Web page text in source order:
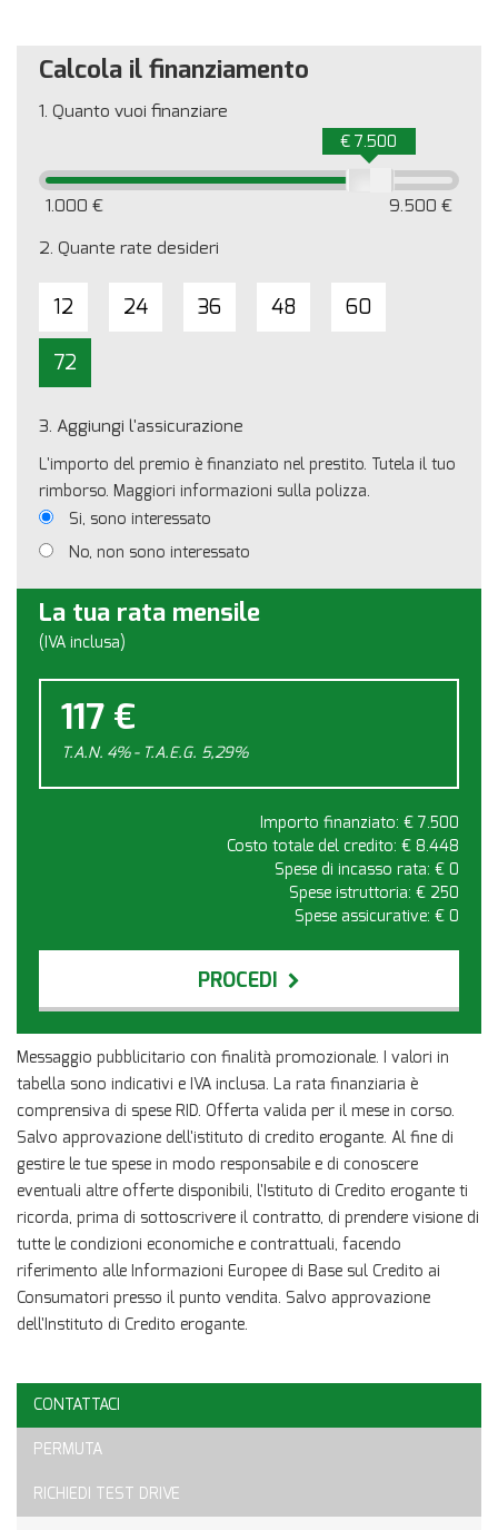
Calcola il finanziamento
1. Quanto vuoi finanziare
1.000 € 9.500 €
€ 7.500
2. Quante rate desideri
12 24 36 48 60
72
3. Aggiungi l'assicurazione
L'importo del premio è finanziato nel prestito. Tutela il tuo
rimborso. Maggiori informazioni sulla polizza.
Si, sono interessato
No, non sono interessato
La tua rata mensile
(IVA inclusa)
117 €
T.A.N. 4% - T.A.E.G. 5,29%
Importo finanziato: € 7.500
Costo totale del credito: € 8.448
Spese di incasso rata: € 0
Spese istruttoria: € 250
Spese assicurative: € 0
PROCEDI
Contattaci
Ho letto e accettol'informativa privacy*
Acconsento al trattamento dei miei dati per finalità di
Messaggio pubblicitario con finalità promozionale. I valori in
tabella sono indicativi e IVA inclusa. La rata finanziaria è
comprensiva di spese RID. Offerta valida per il mese in corso.
Salvo approvazione dell'istituto di credito erogante. Al fine di
gestire le tue spese in modo responsabile e di conoscere
eventuali altre offerte disponibili, l'Istituto di Credito erogante ti
ricorda, prima di sottoscrivere il contratto, di prendere visione di
tutte le condizioni economiche e contrattuali, facendo
riferimento alle Informazioni Europee di Base sul Credito ai
Consumatori presso il punto vendita. Salvo approvazione
dell'Instituto di Credito erogante.
CONTATTACI
PERMUTA
RICHIEDI TEST DRIVE